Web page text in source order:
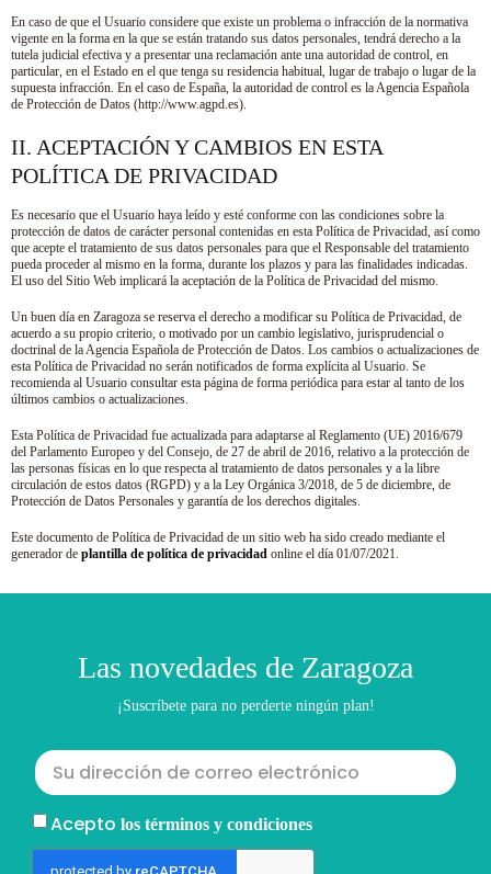
En caso de que el Usuario considere que existe un problema o infracción de la normativa
vigente en la forma en la que se están tratando sus datos personales, tendrá derecho a la
tutela judicial efectiva y a presentar una reclamación ante una autoridad de control, en
particular, en el Estado en el que tenga su residencia habitual, lugar de trabajo o lugar de la
supuesta infracción. En el caso de España, la autoridad de control es la Agencia Española
de Protección de Datos (http://www.agpd.es).
II. ACEPTACIÓN Y CAMBIOS EN ESTA
POLÍTICA DE PRIVACIDAD
Es necesario que el Usuario haya leído y esté conforme con las condiciones sobre la
protección de datos de carácter personal contenidas en esta Política de Privacidad, así como
que acepte el tratamiento de sus datos personales para que el Responsable del tratamiento
pueda proceder al mismo en la forma, durante los plazos y para las finalidades indicadas.
El uso del Sitio Web implicará la aceptación de la Política de Privacidad del mismo.
Un buen día en Zaragoza se reserva el derecho a modificar su Política de Privacidad, de
acuerdo a su propio criterio, o motivado por un cambio legislativo, jurisprudencial o
doctrinal de la Agencia Española de Protección de Datos. Los cambios o actualizaciones de
esta Política de Privacidad no serán notificados de forma explícita al Usuario. Se
recomienda al Usuario consultar esta página de forma periódica para estar al tanto de los
últimos cambios o actualizaciones.
Esta Política de Privacidad fue actualizada para adaptarse al Reglamento (UE) 2016/679
del Parlamento Europeo y del Consejo, de 27 de abril de 2016, relativo a la protección de
las personas físicas en lo que respecta al tratamiento de datos personales y a la libre
circulación de estos datos (RGPD) y a la Ley Orgánica 3/2018, de 5 de diciembre, de
Protección de Datos Personales y garantía de los derechos digitales.
Este documento de Política de Privacidad de un sitio web ha sido creado mediante el
generador de plantilla de política de privacidad online el día 01/07/2021.
Las novedades de Zaragoza
¡Suscríbete para no perderte ningún plan!
Acepto los términos y condiciones